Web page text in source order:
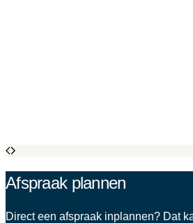
Afspraak plannen
Direct een afspraak inplannen? Dat